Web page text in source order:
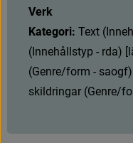
Verk
Kategori: Text (Inneh
(Innehållstyp - rda) [l
(Genre/form - saogf)
skildringar (Genre/fo